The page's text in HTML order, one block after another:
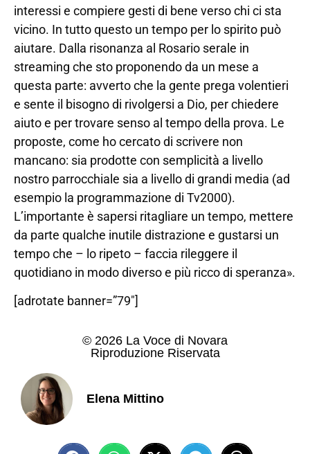
interessi e compiere gesti di bene verso chi ci sta
vicino. In tutto questo un tempo per lo spirito può
aiutare. Dalla risonanza al Rosario serale in
streaming che sto proponendo da un mese a
questa parte: avverto che la gente prega volentieri
e sente il bisogno di rivolgersi a Dio, per chiedere
aiuto e per trovare senso al tempo della prova. Le
proposte, come ho cercato di scrivere non
mancano: sia prodotte con semplicità a livello
nostro parrocchiale sia a livello di grandi media (ad
esempio la programmazione di Tv2000).
L’importante è sapersi ritagliare un tempo, mettere
da parte qualche inutile distrazione e gustarsi un
tempo che – lo ripeto – faccia rileggere il
quotidiano in modo diverso e più ricco di speranza».
[adrotate banner=”79″]
© 2026 La Voce di Novara
Riproduzione Riservata
Elena Mittino